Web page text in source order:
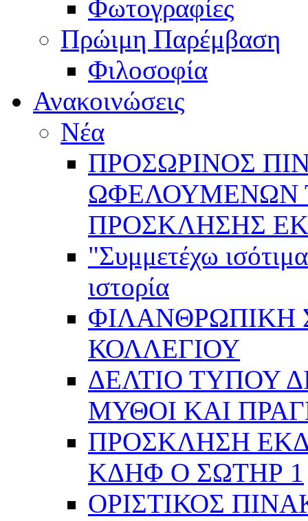
Φωτογραφίες
Πρώιμη Παρέμβαση
Φιλοσοφία
Ανακοινώσεις
Νέα
ΠΡΟΣΩΡΙΝΟΣ
ΩΦΕΛΟΥΜΕΝΩΝ
ΠΡΟΣΚΛΗΣΗΣ
"Συμμετέχω
ιστορία
ΦΙΛΑΝΘΡΩΠΙΚΗ
ΚΟΛΛΕΓΙΟΥ
ΔΕΛΤΙΟ ΤΥΠΟΥ
ΜΥΘΟΙ ΚΑΙ
ΠΡΟΣΚΛΗΣΗ
ΚΔΗΦ Ο ΣΩΤΗΡ 1
ΟΡΙΣΤΙΚΟΣ